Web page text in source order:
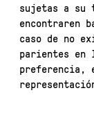
sujetas a su
encontraren
caso de no
parientes en
preferencia,